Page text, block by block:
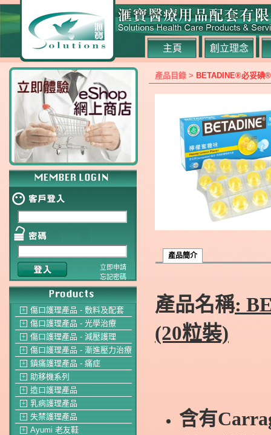
主頁 創立理念
立即申請
忘記密碼
＋ 傷口護理產品 - 敷料及配套
＋ 傷口護理產品 - 光學治療
＋ 傷口護理產品 - 減壓護理
＋ 傷口護理產品 - 漸進壓力治療
＋ 鎮痛護理產品 - 痛症
＋ 助移機系列
＋ 造口護理產品
＋ 乳病護理產品
＋ 失禁護理產品
＋ Ayumi 老友鞋
產品目錄 > BETADINE®必妥碘
產品簡介
產品名稱:
(20粒裝)
含有